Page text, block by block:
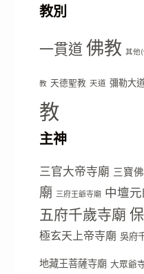
教別
一貫道 佛教 其他
教 天德聖教 天道 彌勒大
教
主神
三官大帝寺廟 三寶
廟 三府王爺寺廟 中壇
五府千歲寺廟
極玄天上帝寺廟 吳府
地藏王菩薩寺廟 大眾爺